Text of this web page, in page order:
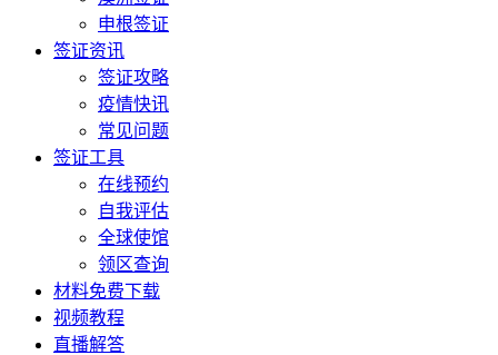
申根签证
签证资讯
签证攻略
疫情快讯
常见问题
签证工具
在线预约
自我评估
全球使馆
领区查询
材料免费下载
视频教程
直播解答